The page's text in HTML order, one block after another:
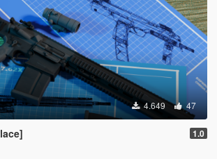
4.649 47
1.0